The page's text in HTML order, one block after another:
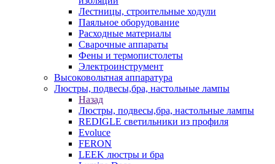
Лестницы, строительные ходули
Паяльное оборудование
Расходные материалы
Сварочные аппараты
Фены и термопистолеты
Электроинструмент
Высоковольтная аппаратура
Люстры, подвесы,бра, настольные лампы
Назад
Люстры, подвесы,бра, настольные лампы
REDIGLE светильники из профиля
Evoluce
FERON
LEEK люстры и бра